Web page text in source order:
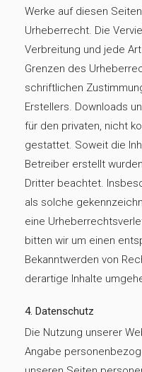
Werke auf diesen
Urheberrecht. Die
Verbreitung und jede
Grenzen des
schriftlichen
Erstellers. Downloads
für den privaten, nicht
gestattet. Soweit die
Betreiber erstellt
Dritter beachtet.
als solche
eine
bitten wir um einen
Bekanntwerden von
derartige Inhalte
4. Datenschutz
Die Nutzung unserer
Angabe